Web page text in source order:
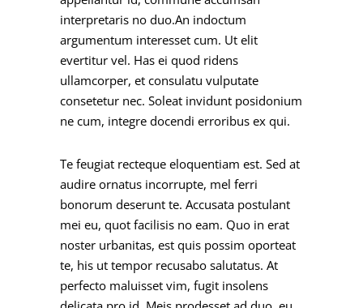
interpretaris no duo.An indoctum
argumentum interesset cum. Ut elit
evertitur vel. Has ei quod ridens
ullamcorper, et consulatu vulputate
consetetur nec. Soleat invidunt posidonium
ne cum, integre docendi erroribus ex qui.
Te feugiat recteque eloquentiam est. Sed at
audire ornatus incorrupte, mel ferri
bonorum deserunt te. Accusata postulant
mei eu, quot facilisis no eam. Quo in erat
noster urbanitas, est quis possim oporteat
te, his ut tempor recusabo salutatus. At
perfecto maluisset vim, fugit insolens